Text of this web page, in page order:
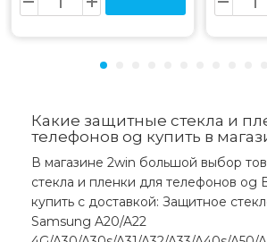
Какие защитные стекла и
телефонов og купить в
В магазине 2win большой выбор
стекла и пленки для телефонов og
купить с доставкой: Защитное
Samsung A20/A22